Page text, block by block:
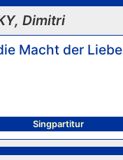
Dimitri
Macht der Liebe
Singpartitur